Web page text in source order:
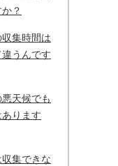
？
集時間は
違うんです
天候でも
ります
集できな